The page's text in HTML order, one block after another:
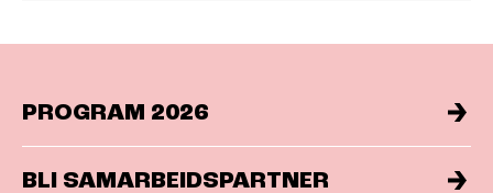
PROGRAM 2026
BLI SAMARBEIDSPARTNER